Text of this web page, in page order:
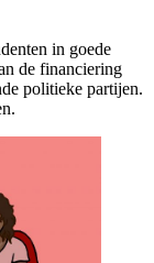
in goede
de financiering
politieke partijen.